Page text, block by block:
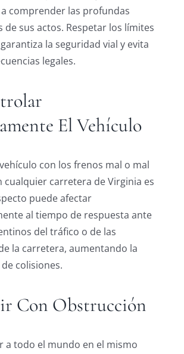
comprender las profundas
de sus actos. Respetar los límites
la seguridad vial y evita
legales.
El Vehículo
con los frenos mal o mal
cualquier carretera de Virginia es
puede afectar
al tiempo de respuesta ante
del tráfico o de las
la carretera, aumentando la
colisiones.
Con Obstrucción
a todo el mundo en el mismo